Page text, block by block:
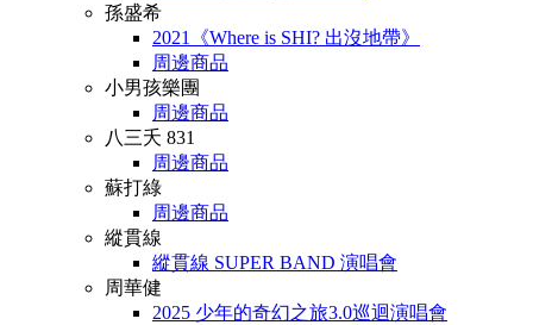
孫盛希
2021《Where is SHI? 出沒地帶》
周邊商品
小男孩樂團
周邊商品
八三夭 831
周邊商品
蘇打綠
周邊商品
縱貫線
縱貫線 SUPER BAND 演唱會
周華健
2025 少年的奇幻之旅3.0巡迴演唱會